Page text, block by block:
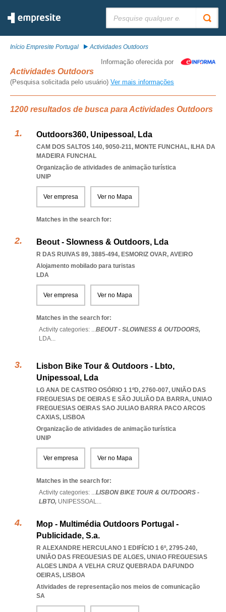
Início Empresite Portugal Actividades Outdoors
Informação oferecida por
Actividades Outdoors
(Pesquisa solicitada pelo usuário) Ver mais informações
1200 resultados de busca para Actividades Outdoors
Outdoors360, Unipessoal, Lda
CAM DOS SALTOS 140, 9050-211, MONTE FUNCHAL, ILHA DA
MADEIRA FUNCHAL
Organização de atividades de animação turística
UNIP
Ver empresa Ver no Mapa
Matches in the search for:
Beout - Slowness & Outdoors, Lda
R DAS RUIVAS 89, 3885-494, ESMORIZ OVAR, AVEIRO
Alojamento mobilado para turistas
LDA
Ver empresa Ver no Mapa
Matches in the search for:
Activity categories: ...BEOUT - SLOWNESS & OUTDOORS,
LDA...
Lisbon Bike Tour & Outdoors - Lbto,
Unipessoal, Lda
LG ANA DE CASTRO OSÓRIO 1 1ºD, 2760-007, UNIÃO DAS
FREGUESIAS DE OEIRAS E SÃO JULIÃO DA BARRA, UNIAO
FREGUESIAS OEIRAS SAO JULIAO BARRA PACO ARCOS
CAXIAS, LISBOA
Organização de atividades de animação turística
UNIP
Ver empresa Ver no Mapa
Matches in the search for:
Activity categories: ...LISBON BIKE TOUR & OUTDOORS -
LBTO, UNIPESSOAL...
Mop - Multimédia Outdoors Portugal -
Publicidade, S.a.
R ALEXANDRE HERCULANO 1 EDIFÍCIO 1 6º, 2795-240,
UNIÃO DAS FREGUESIAS DE ALGES, UNIAO FREGUESIAS
ALGES LINDA A VELHA CRUZ QUEBRADA DAFUNDO
OEIRAS, LISBOA
Atividades de representação nos meios de comunicação
SA